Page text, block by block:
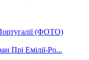
(ФОТО)